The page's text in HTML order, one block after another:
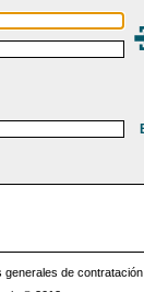
generales de contratación